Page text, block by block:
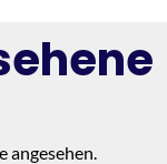
angesehen.